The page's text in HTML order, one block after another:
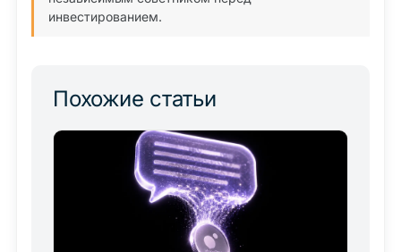
инвестированием.
Похожие статьи